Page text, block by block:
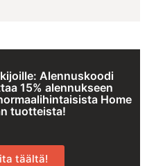
Alennuskoodi
15% alennukseen
Home
tuotteista!
täältä!